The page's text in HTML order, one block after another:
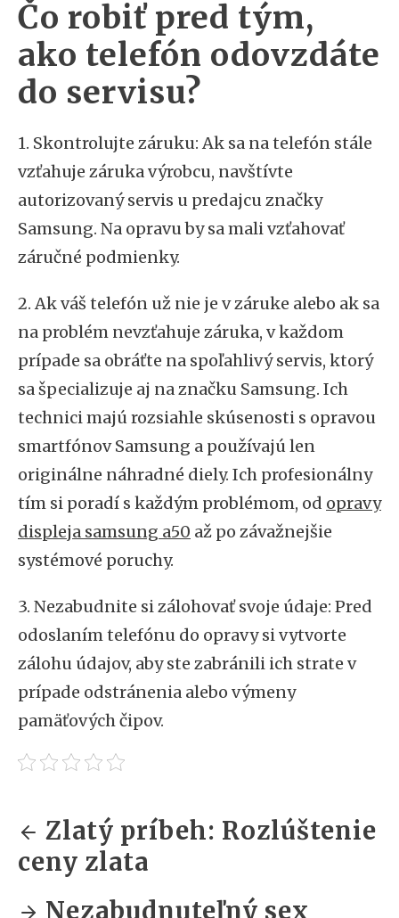
Čo robiť pred tým,
ako telefón odovzdáte
do servisu?
1. Skontrolujte záruku: Ak sa na telefón stále
vzťahuje záruka výrobcu, navštívte
autorizovaný servis u predajcu značky
Samsung. Na opravu by sa mali vzťahovať
záručné podmienky.
2. Ak váš telefón už nie je v záruke alebo ak sa
na problém nevzťahuje záruka, v každom
prípade sa obráťte na spoľahlivý servis, ktorý
sa špecializuje aj na značku Samsung. Ich
technici majú rozsiahle skúsenosti s opravou
smartfónov Samsung a používajú len
originálne náhradné diely. Ich profesionálny
tím si poradí s každým problémom, od opravy
displeja samsung a50 až po závažnejšie
systémové poruchy.
3. Nezabudnite si zálohovať svoje údaje: Pred
odoslaním telefónu do opravy si vytvorte
zálohu údajov, aby ste zabránili ich strate v
prípade odstránenia alebo výmeny
pamäťových čipov.
Zlatý príbeh: Rozlúštenie
ceny zlata
Nezabudnuteľný sex